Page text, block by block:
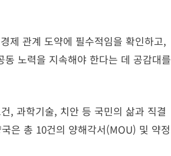
제 관계 도약에 필수적임을 확인하고,
노력을 지속해야 한다는 데 공감대를
, 과학기술, 치안 등 국민의 삶과 직결
은 총 10건의 양해각서(MOU) 및 약정